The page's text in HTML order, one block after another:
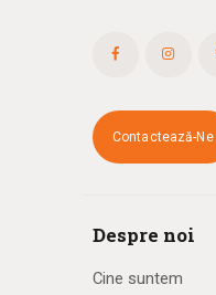
Contactează-Ne
Despre noi
Cine suntem